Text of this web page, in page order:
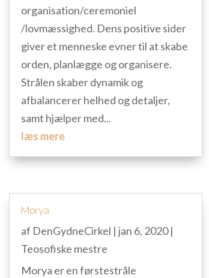
organisation/ceremoniel
/lovmæssighed. Dens positive sider
giver et menneske evner til at skabe
orden, planlægge og organisere.
Strålen skaber dynamik og
afbalancerer helhed og detaljer,
samt hjælper med...
læs mere
Morya
af DenGydneCirkel | jan 6, 2020|
Teosofiske mestre
Morya er en førstestråle